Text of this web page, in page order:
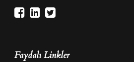
Faydalı Linkler